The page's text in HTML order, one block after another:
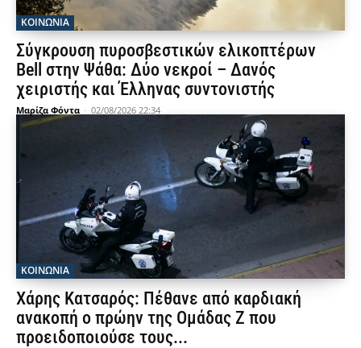
ΚΟΙΝΩΝΙΑ
Σύγκρουση πυροσβεστικών ελικοπτέρων
Bell στην Ψάθα: Δύο νεκροί – Δανός
χειριστής και Έλληνας συντονιστής
Μαρίζα Φόντα - 02/08/2026 22:34
ΚΟΙΝΩΝΙΑ
Χάρης Κατσαρός: Πέθανε από καρδιακή
ανακοπή ο πρώην της Ομάδας Ζ που
προειδοποιούσε τους...